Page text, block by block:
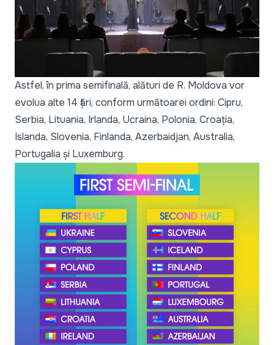
Astfel, în prima semifinală, alături de R. Moldova vor
evolua alte 14 țări, conform următoarei ordini: Cipru,
Serbia, Lituania, Irlanda, Ucraina, Polonia, Croația,
Islanda, Slovenia, Finlanda, Azerbaidjan, Australia,
Portugalia și Luxemburg.